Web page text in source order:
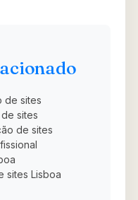
de sites
sites
de sites
sites Lisboa